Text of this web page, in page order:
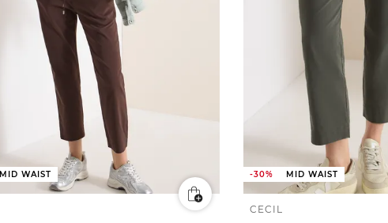
MID WAIST -30% MID WAIST
CECIL